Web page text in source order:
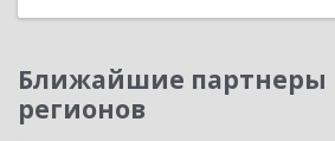
Ближайшие партнеры
регионов